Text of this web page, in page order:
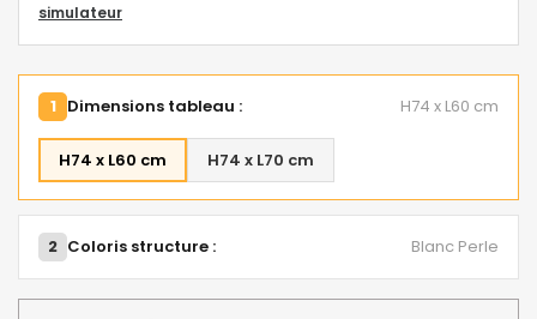
simulateur
1 Dimensions tableau : H74 x L60 cm
H74 x L60 cm H74 x L70 cm
2 Coloris structure : Blanc Perle